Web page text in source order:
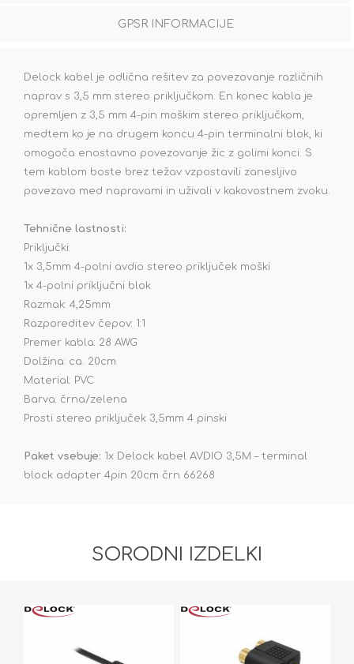
GPSR INFORMACIJE
Delock kabel je odlična rešitev za povezovanje različnih
naprav s 3,5 mm stereo priključkom. En konec kabla je
opremljen z 3,5 mm 4-pin moškim stereo priključkom,
medtem ko je na drugem koncu 4-pin terminalni blok, ki
omogoča enostavno povezovanje žic z golimi konci. S
tem kablom boste brez težav vzpostavili zanesljivo
povezavo med napravami in uživali v kakovostnem zvoku.
Tehnične lastnosti:
Priključki:
1x 3,5mm 4-polni avdio stereo priključek moški
1x 4-polni priključni blok
Razmak: 4,25mm
Razporeditev čepov: 1:1
Premer kabla: 28 AWG
Dolžina: ca. 20cm
Material: PVC
Barva: črna/zelena
Prosti stereo priključek 3,5mm 4 pinski
Paket vsebuje: 1x Delock kabel AVDIO 3,5M – terminal
block adapter 4pin 20cm črn 66268
SORODNI IZDELKI